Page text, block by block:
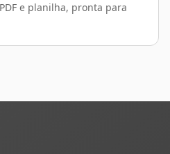
e planilha, pronta para